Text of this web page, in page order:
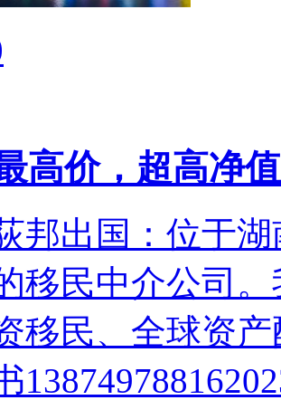
高价，超高净
邦出国：位于
移民中介公司
移民、全球资